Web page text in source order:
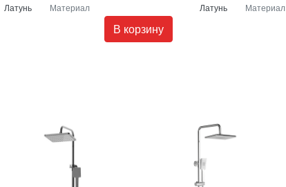
Латунь
Материал
Латунь
В корзину
Материал